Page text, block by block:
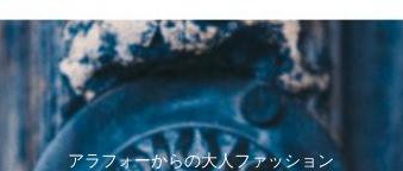
アラフォーからの大人ファッション